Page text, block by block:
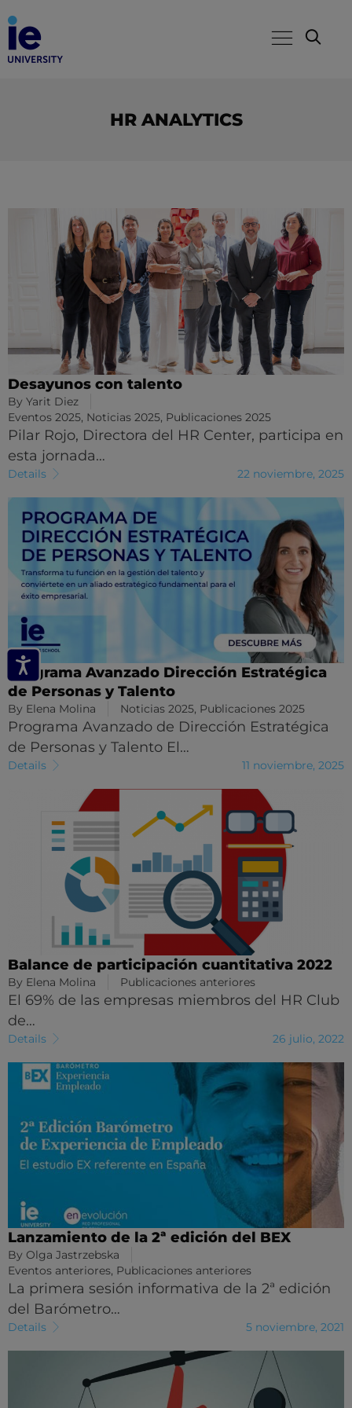
HR ANALYTICS
Desayunos con talento
By Yarit Diez
Eventos 2025, Noticias 2025, Publicaciones 2025
Pilar Rojo, Directora del HR Center, participa en
esta jornada…
Details 22 noviembre, 2025
Programa Avanzado Dirección Estratégica
de Personas y Talento
By Elena Molina Noticias 2025, Publicaciones 2025
Programa Avanzado de Dirección Estratégica
de Personas y Talento El…
Details 11 noviembre, 2025
Balance de participación cuantitativa 2022
By Elena Molina Publicaciones anteriores
El 69% de las empresas miembros del HR Club
de…
Details 26 julio, 2022
Lanzamiento de la 2ª edición del BEX
By Olga Jastrzebska
Eventos anteriores, Publicaciones anteriores
La primera sesión informativa de la 2ª edición
del Barómetro…
Details 5 noviembre, 2021